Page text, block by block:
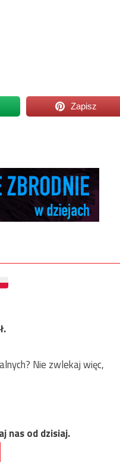
Zapisz
Nie zwlekaj więc,
nas od dzisiaj.